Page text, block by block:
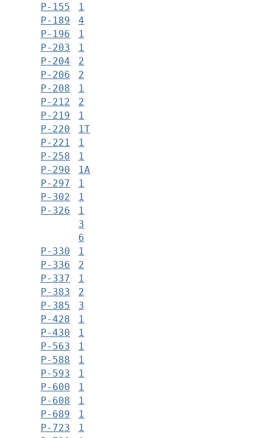
Р-155
1
Р-189
4
Р-196
1
Р-203
1
Р-204
2
Р-206
2
Р-208
1
Р-212
2
Р-219
1
Р-220
1Т
Р-221
1
Р-258
1
Р-290
1А
Р-297
1
Р-302
1
Р-326
1
3
6
Р-330
1
Р-336
2
Р-337
1
Р-383
2
Р-385
3
Р-428
1
Р-430
1
Р-563
1
Р-588
1
Р-593
1
Р-600
1
Р-608
1
Р-689
1
Р-723
1